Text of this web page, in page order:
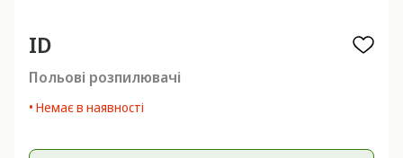
ID
Польові розпилювачі
• Немає в наявності